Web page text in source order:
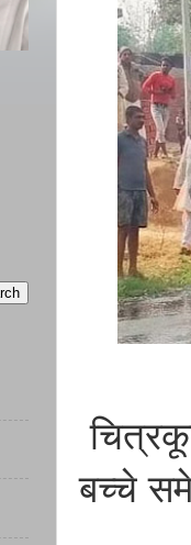
बच्चे